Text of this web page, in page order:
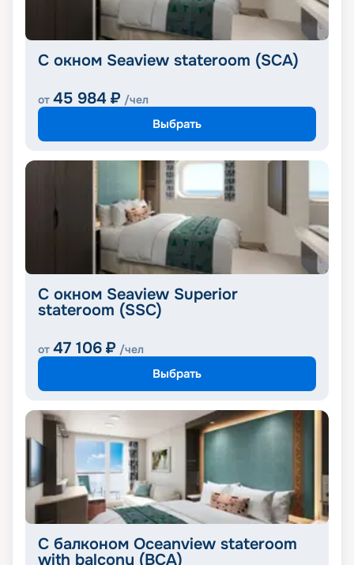
С окном Seaview stateroom (SCA)
от 45 984 ₽ /чел
Выбрать
С окном Seaview Superior
stateroom (SSC)
от 47 106 ₽ /чел
Выбрать
С балконом Oceanview stateroom
with balcony (BCA)